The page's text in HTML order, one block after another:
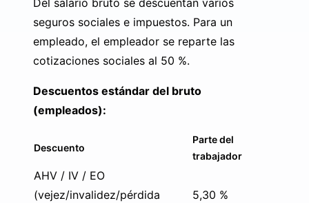
Del salario bruto se descuentan varios
seguros sociales e impuestos. Para un
empleado, el empleador se reparte las
cotizaciones sociales al 50 %.
Descuentos estándar del bruto
(empleados):
Descuento
Parte del
trabajador
AHV / IV / EO
(vejez/invalidez/pérdida
5,30 %